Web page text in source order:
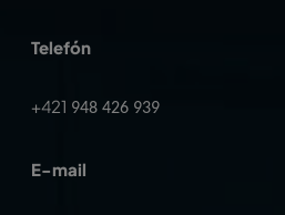
Telefón
+421 948 426 939
E-mail